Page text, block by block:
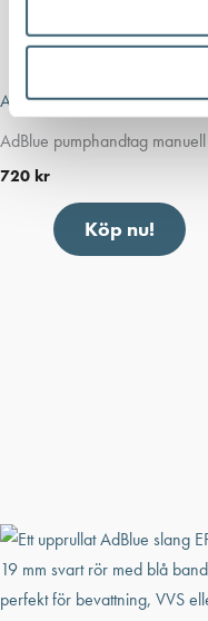
AdBluepumpar & tillbehör
AdBlue pumphandtag manuell
720 kr
Köp nu!